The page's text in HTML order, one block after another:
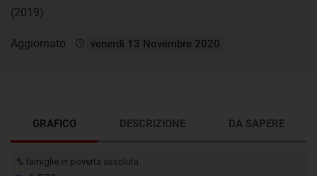
(2019)
Aggiornato venerdì 13 Novembre 2020
GRAFICO DESCRIZIONE DA SAPERE